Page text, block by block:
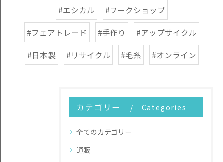
#エシカル #ワークショップ
#フェアトレード #手作り #アップサイクル
#日本製 #リサイクル #毛糸 #オンライン
カテゴリー Categories
全てのカテゴリー
通販